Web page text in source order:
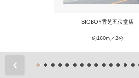
BIGBOY香芝五位堂店
約160m／2分